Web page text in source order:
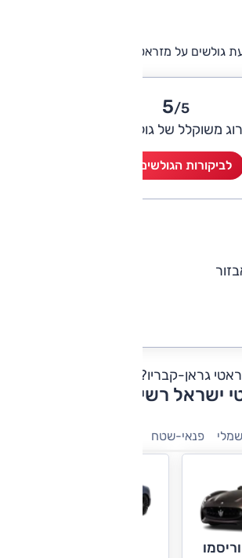
גולשים על מזראטי גראן-קבריו
5/5
משוקלל של גולשי אוטו
לביקורות הגולשים (2)
גראן-קבריו?
ישראל רשימת דגמים
פנאי-שטח